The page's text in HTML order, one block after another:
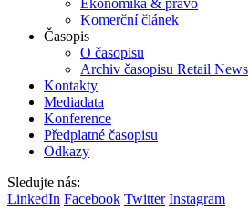
Komerční článek
Časopis
O časopisu
Archiv časopisu Retail News
Kontakty
Mediadata
Konference
Předplatné časopisu
Odkazy
Sledujte nás:
LinkedIn Facebook Twitter Instagram